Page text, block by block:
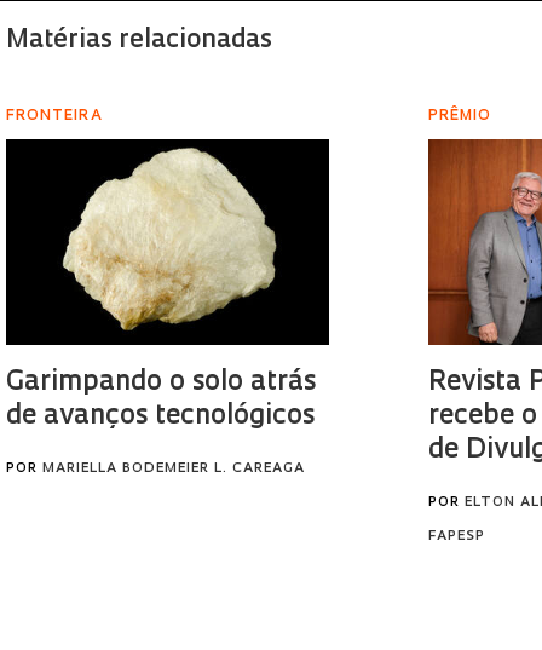
Matérias relacionadas
FRONTEIRA
Garimpando o solo atrás
de avanços tecnológicos
POR MARIELLA BODEMEIER L. CAREAGA
PRÊMIO
Revista
recebe o
de
PORELTON
FAPESP